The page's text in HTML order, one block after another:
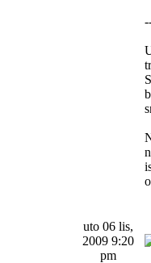
uto 06 lis,
2009 9:20
pm